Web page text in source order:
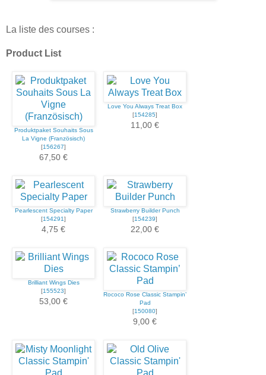
La liste des courses :
Product List
Produktpaket Souhaits Sous
La Vigne (Französisch)
[156267]
67,50 €
Love You Always Treat Box
[154285]
11,00 €
Pearlescent Specialty Paper
[154291]
4,75 €
Strawberry Builder Punch
[154239]
22,00 €
Brilliant Wings Dies
[155523]
53,00 €
Rococo Rose Classic Stampin’
Pad
[150080]
9,00 €